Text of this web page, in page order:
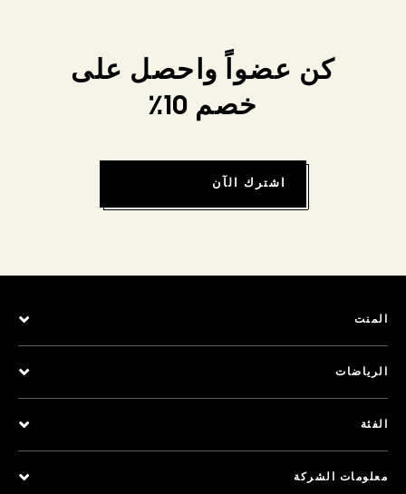
كن عضواً واحصل على
خصم 10٪
اشترك الآن
المنت
الرياضات
الفئة
معلومات الشركة